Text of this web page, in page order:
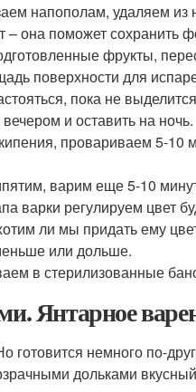
напополам, удаляем из
– она поможет сохранить
фрукты,
поверхности для
пока не
и оставить на ночь.
провариваем 5-10
варим еще 5-10
варки регулируем цвет
ли мы придать ему
или дольше.
в стерилизованные
Янтарное
готовится немного по-
дольками